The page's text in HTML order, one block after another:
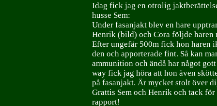
Idag fick jag en otrolig
husse Sem:
Under fasanjakt blev en hare
Henrik (bild) och Cora följde haren
Efter ungefär 500m fick hon haren
den och apporterade fint. Så kan
ammunition och ändå har något
way fick jag höra att hon även
på fasanjakt. Är mycket stolt över
Grattis Sem och Henrik och tack
rapport!